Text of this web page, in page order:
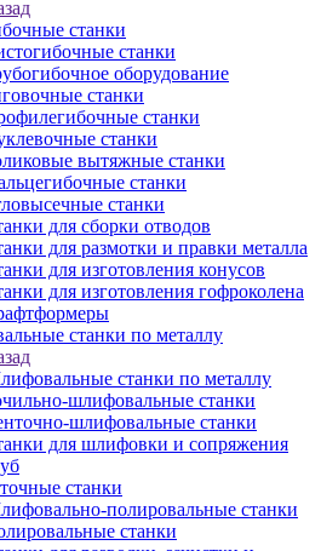
станки
станки
оборудование
станки
станки
станки
вытяжные станки
станки
станки
для сборки отводов
для размотки и правки металла
для изготовления конусов
для изготовления гофроколена
станки по металлу
станки по металлу
шлифовальные станки
шлифовальные станки
для шлифовки и сопряжения
станки
полировальные станки
станки